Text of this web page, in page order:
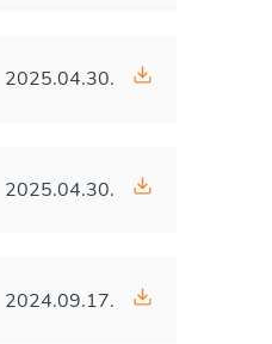
2025.04.30.
2025.04.30.
2024.09.17.